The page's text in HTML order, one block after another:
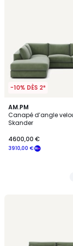
-10% DÈS 2*
AM.PM
Canapé d’angle
Skander
3910,00 €
4600,00 €
15
Couleurs